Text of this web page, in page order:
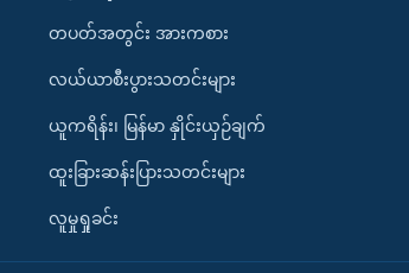
တပတ်အတွင်း အားကစား
လယ်ယာစီးပွားသတင်းများ
ယူကရိန်း၊ မြန်မာ နှိုင်းယှဉ်ချက်
ထူးခြားဆန်းပြားသတင်းများ
လူမှုရှုခင်း